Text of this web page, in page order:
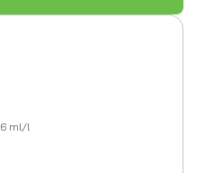
6 ml/l